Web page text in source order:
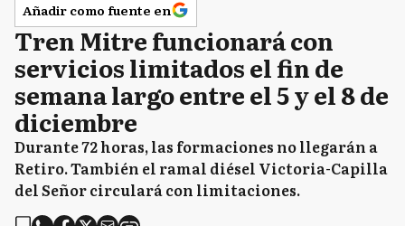
Añadir como fuente en
Tren Mitre funcionará con
servicios limitados el fin de
semana largo entre el 5 y el 8 de
diciembre
Durante 72 horas, las formaciones no llegarán a
Retiro. También el ramal diésel Victoria-Capilla
del Señor circulará con limitaciones.